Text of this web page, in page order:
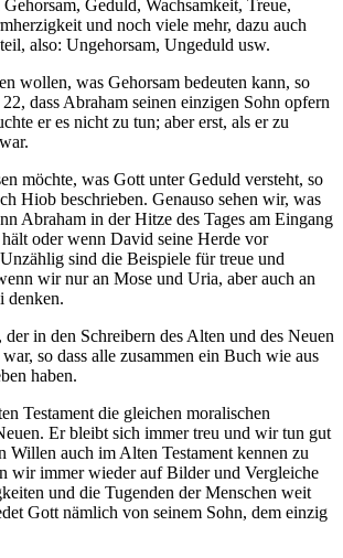
Geduld, Wachsamkeit, Treue,
und noch viele mehr, dazu auch
also: Ungehorsam, Ungeduld usw.
wollen, was Gehorsam bedeuten kann, so
dass Abraham seinen einzigen Sohn opfern
er es nicht zu tun; aber erst, als er zu
möchte, was Gott unter Geduld versteht, so
Hiob beschrieben. Genauso sehen wir, was
Abraham in der Hitze des Tages am Eingang
hält oder wenn David seine Herde vor
sind die Beispiele für treue und
wir nur an Mose und Uria, aber auch an
denken.
der in den Schreibern des Alten und des Neuen
so dass alle zusammen ein Buch wie aus
haben.
Testament die gleichen moralischen
Er bleibt sich immer treu und wir tun gut
Willen auch im Alten Testament kennen zu
wir immer wieder auf Bilder und Vergleiche
und die Tugenden der Menschen weit
Gott nämlich von seinem Sohn, dem einzig